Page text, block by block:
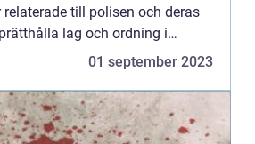
relaterade till polisen och deras
lag och ordning i
kommer vi att ge en
01 september 2023